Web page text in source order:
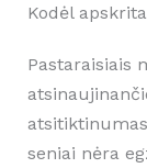
Kodėl
Pastaraisiais
seniai nėra